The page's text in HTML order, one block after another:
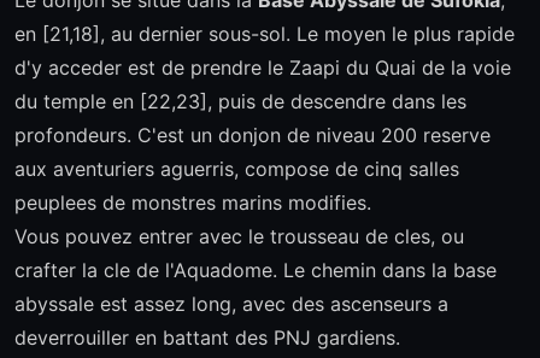
en [21,18], au dernier sous-sol. Le moyen le plus rapide
d'y acceder est de prendre le Zaapi du Quai de la voie
du temple en [22,23], puis de descendre dans les
profondeurs. C'est un donjon de niveau 200 reserve
aux aventuriers aguerris, compose de cinq salles
peuplees de monstres marins modifies.
Vous pouvez entrer avec le trousseau de cles, ou
crafter la cle de l'Aquadome. Le chemin dans la base
abyssale est assez long, avec des ascenseurs a
deverrouiller en battant des PNJ gardiens.